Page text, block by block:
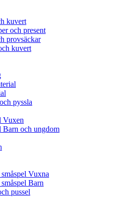
kuvert
och present
provsäckar
kuvert
pyssla
Vuxen
Barn och ungdom
Vuxna
Barn
pussel